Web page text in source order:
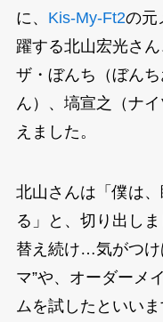
に、 Kis-My-Ft2の元
躍する北山宏光さ
ザ・ぼんち（ぼん
ん）、塙宣之（ナ
えました。
北山さんは「僕は
る」と、切り出し
替え続け…気がつけ
マ”や、オーダーメ
ムを試したといい